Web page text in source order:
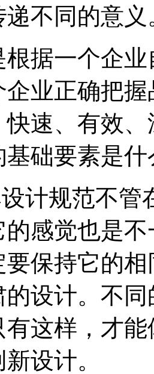
递不同的意义
根据一个企
企业正确把
快速、有效
基础要素是什
计规范不
的感觉也是
要保持它的
的设计。不
有这样，才
设计。